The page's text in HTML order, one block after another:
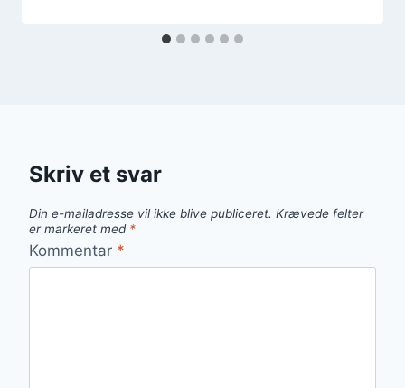
Skriv et svar
Din e-mailadresse vil ikke blive publiceret. Krævede felter
er markeret med *
Kommentar *